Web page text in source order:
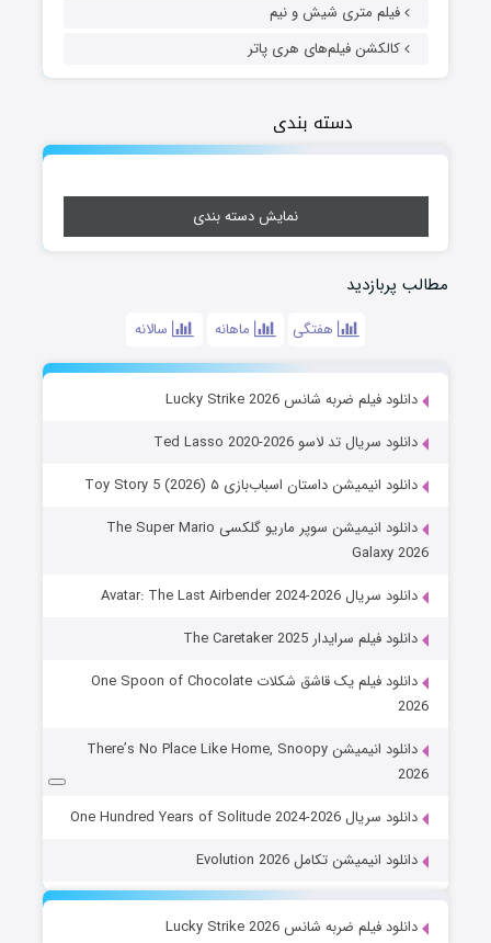
فیلم متری شیش و نیم
کالکشن فیلم‌های هری پاتر
دسته بندی
نمایش دسته بندی
مطالب پربازدید
هفتگی ماهانه سالانه
دانلود فیلم ضربه شانس Lucky Strike 2026
دانلود سریال تد لاسو Ted Lasso 2020-2026
دانلود انیمیشن داستان اسباب‌بازی ۵ Toy Story 5 (2026)
دانلود انیمیشن سوپر ماریو گلکسی The Super Mario
Galaxy 2026
دانلود سریال Avatar: The Last Airbender 2024-2026
دانلود فیلم سرایدار The Caretaker 2025
دانلود فیلم یک قاشق شکلات One Spoon of Chocolate
2026
دانلود انیمیشن There’s No Place Like Home, Snoopy
2026
دانلود سریال One Hundred Years of Solitude 2024-2026
دانلود انیمیشن تکامل Evolution 2026
دانلود فیلم ضربه شانس Lucky Strike 2026